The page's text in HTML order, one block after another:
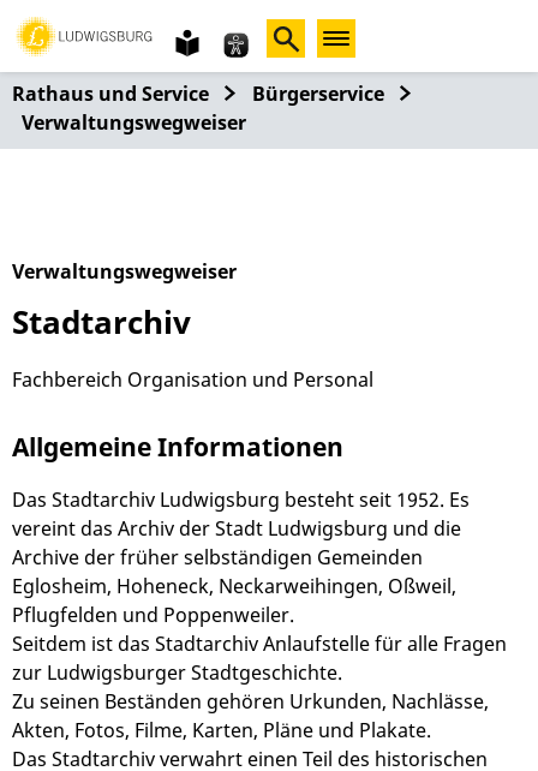
Gebärdensprache
leichte
Sprache
Rathaus und Service
Bürgerservice
Verwaltungswegweiser
Verwaltungswegweiser
Stadtarchiv
Fachbereich Organisation und Personal
Allgemeine Informationen
Das Stadtarchiv Ludwigsburg besteht seit 1952. Es
vereint das Archiv der Stadt Ludwigsburg und die
Archive der früher selbständigen Gemeinden
Eglosheim, Hoheneck, Neckarweihingen, Oßweil,
Pflugfelden und Poppenweiler.
Seitdem ist das Stadtarchiv Anlaufstelle für alle Fragen
zur Ludwigsburger Stadtgeschichte.
Zu seinen Beständen gehören Urkunden, Nachlässe,
Akten, Fotos, Filme, Karten, Pläne und Plakate.
Das Stadtarchiv verwahrt einen Teil des historischen